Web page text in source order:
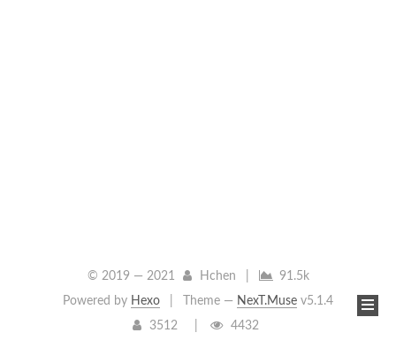
© 2019 — 2021 Hchen
91.5k
Powered by Hexo Theme — NexT.Muse v5.1.4
3512
4432